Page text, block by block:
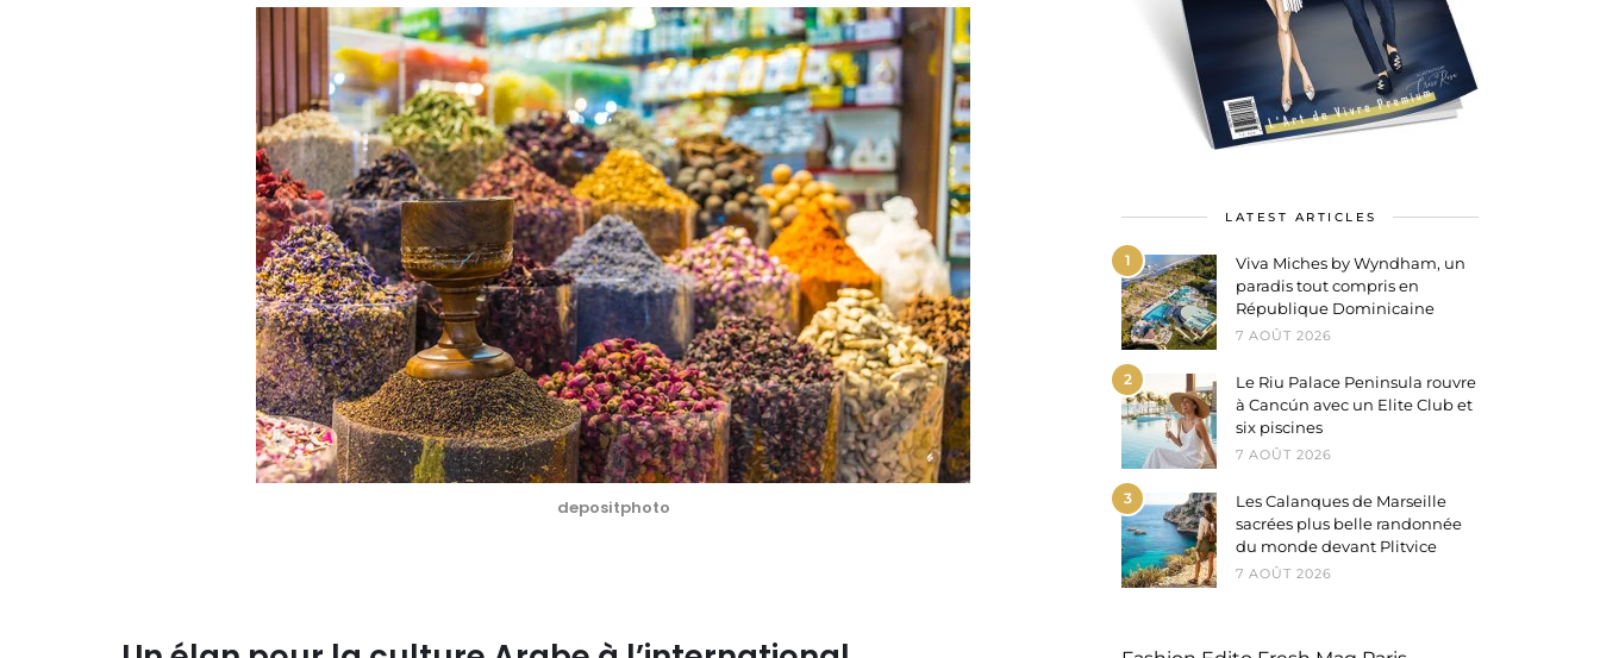
depositphoto
LATEST ARTICLES
1
Viva Miches by Wyndham, un
paradis tout compris en
République Dominicaine
7 AOÛT 2026
2
Le Riu Palace Peninsula rouvre
à Cancún avec un Elite Club et
six piscines
7 AOÛT 2026
3
Les Calanques de Marseille
sacrées plus belle randonnée
du monde devant Plitvice
7 AOÛT 2026